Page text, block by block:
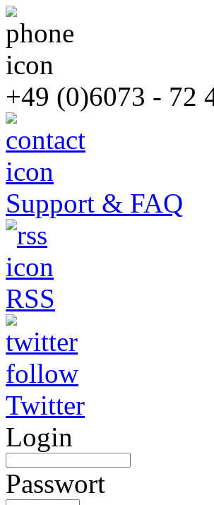
+49 (0)6073 - 72
Support & FAQ
RSS
Twitter
Login
Passwort